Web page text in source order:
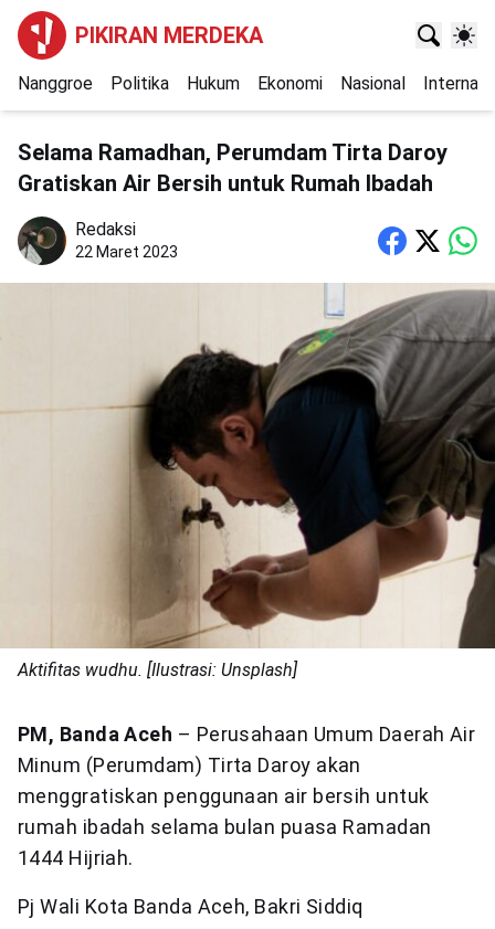
PIKIRAN MERDEKA
Nanggroe Politika Hukum Ekonomi Nasional
Selama Ramadhan, Perumdam Tirta Daroy
Gratiskan Air Bersih untuk Rumah Ibadah
Redaksi
22 Maret 2023
Aktifitas wudhu. [Ilustrasi: Unsplash]
PM, Banda Aceh – Perusahaan Umum Daerah Air
Minum (Perumdam) Tirta Daroy akan
menggratiskan penggunaan air bersih untuk
rumah ibadah selama bulan puasa Ramadan
1444 Hijriah.
Pj Wali Kota Banda Aceh, Bakri Siddiq